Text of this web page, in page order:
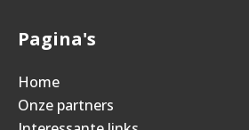
Pagina's
Home
Onze partners